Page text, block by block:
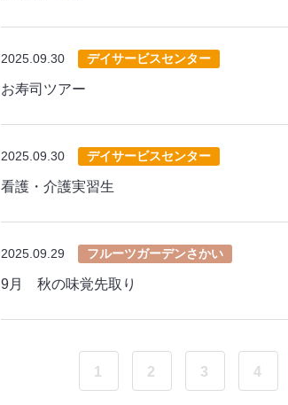
2025.09.30 デイサービスセンター
お寿司ツアー
2025.09.30 デイサービスセンター
看護・介護実習生
2025.09.29 フルーツガーデンさかい
9月 秋の味覚先取り
1 2 3 4